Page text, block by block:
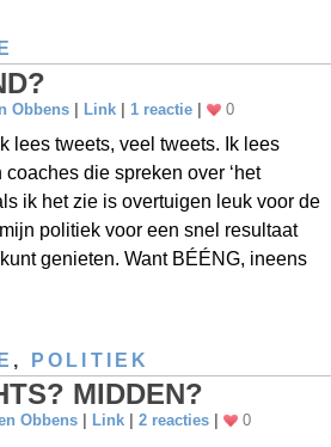
Obbens | Link | 1 reactie | 0
lees tweets, veel tweets. Ik lees
die spreken over ‘het
ik het zie is overtuigen leuk voor de
politiek voor een snel resultaat
kunt genieten. Want BÉÉNG, ineens
, POLITIEK
MIDDEN?
Obbens Link 2 reacties 0